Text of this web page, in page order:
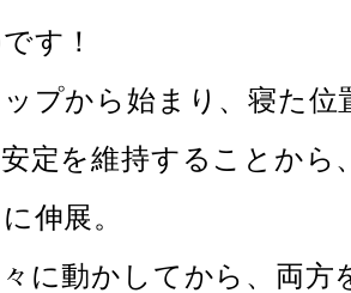
す！
プから始まり、寝た位
定を維持することから
伸展。
に動かしてから、両方